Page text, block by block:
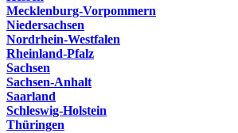
Mecklenburg-Vorpommern
Niedersachsen
Nordrhein-Westfalen
Rheinland-Pfalz
Sachsen
Sachsen-Anhalt
Saarland
Schleswig-Holstein
Thüringen